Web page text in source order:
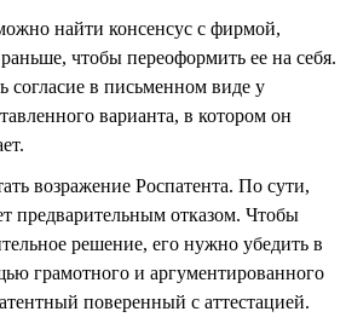
найти консенсус с фирмой,
раньше, чтобы переоформить ее на себя.
согласие в письменном виде у
варианта, в котором он
возражение Роспатента. По сути,
предварительным отказом. Чтобы
решение, его нужно убедить в
грамотного и аргументированного
поверенный с аттестацией.